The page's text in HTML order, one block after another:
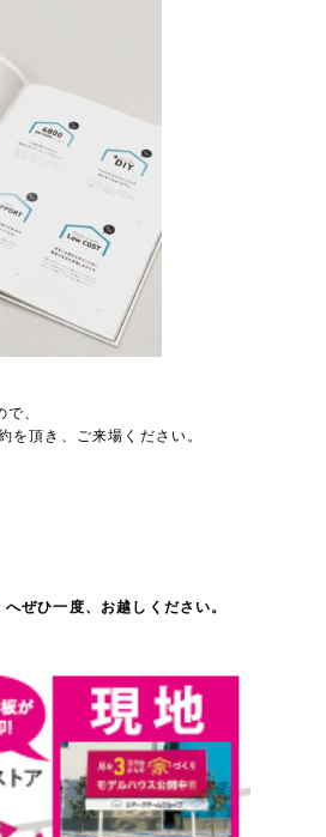
、
を頂き、ご来場ください。
へぜひ一度、お越しください。